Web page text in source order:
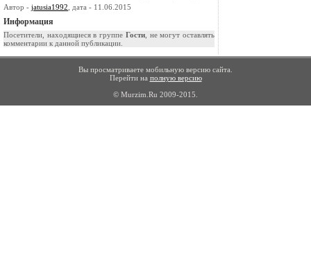
Автор - jatusia1992 , дата - 11.06.2015
Информация
Посетители, находящиеся в группе Гости, не могут оставлять
комментарии к данной публикации.
Вы просматриваете мобильную версию сайта.
Перейти на полную версию
© Murzim.Ru 2009-2015.